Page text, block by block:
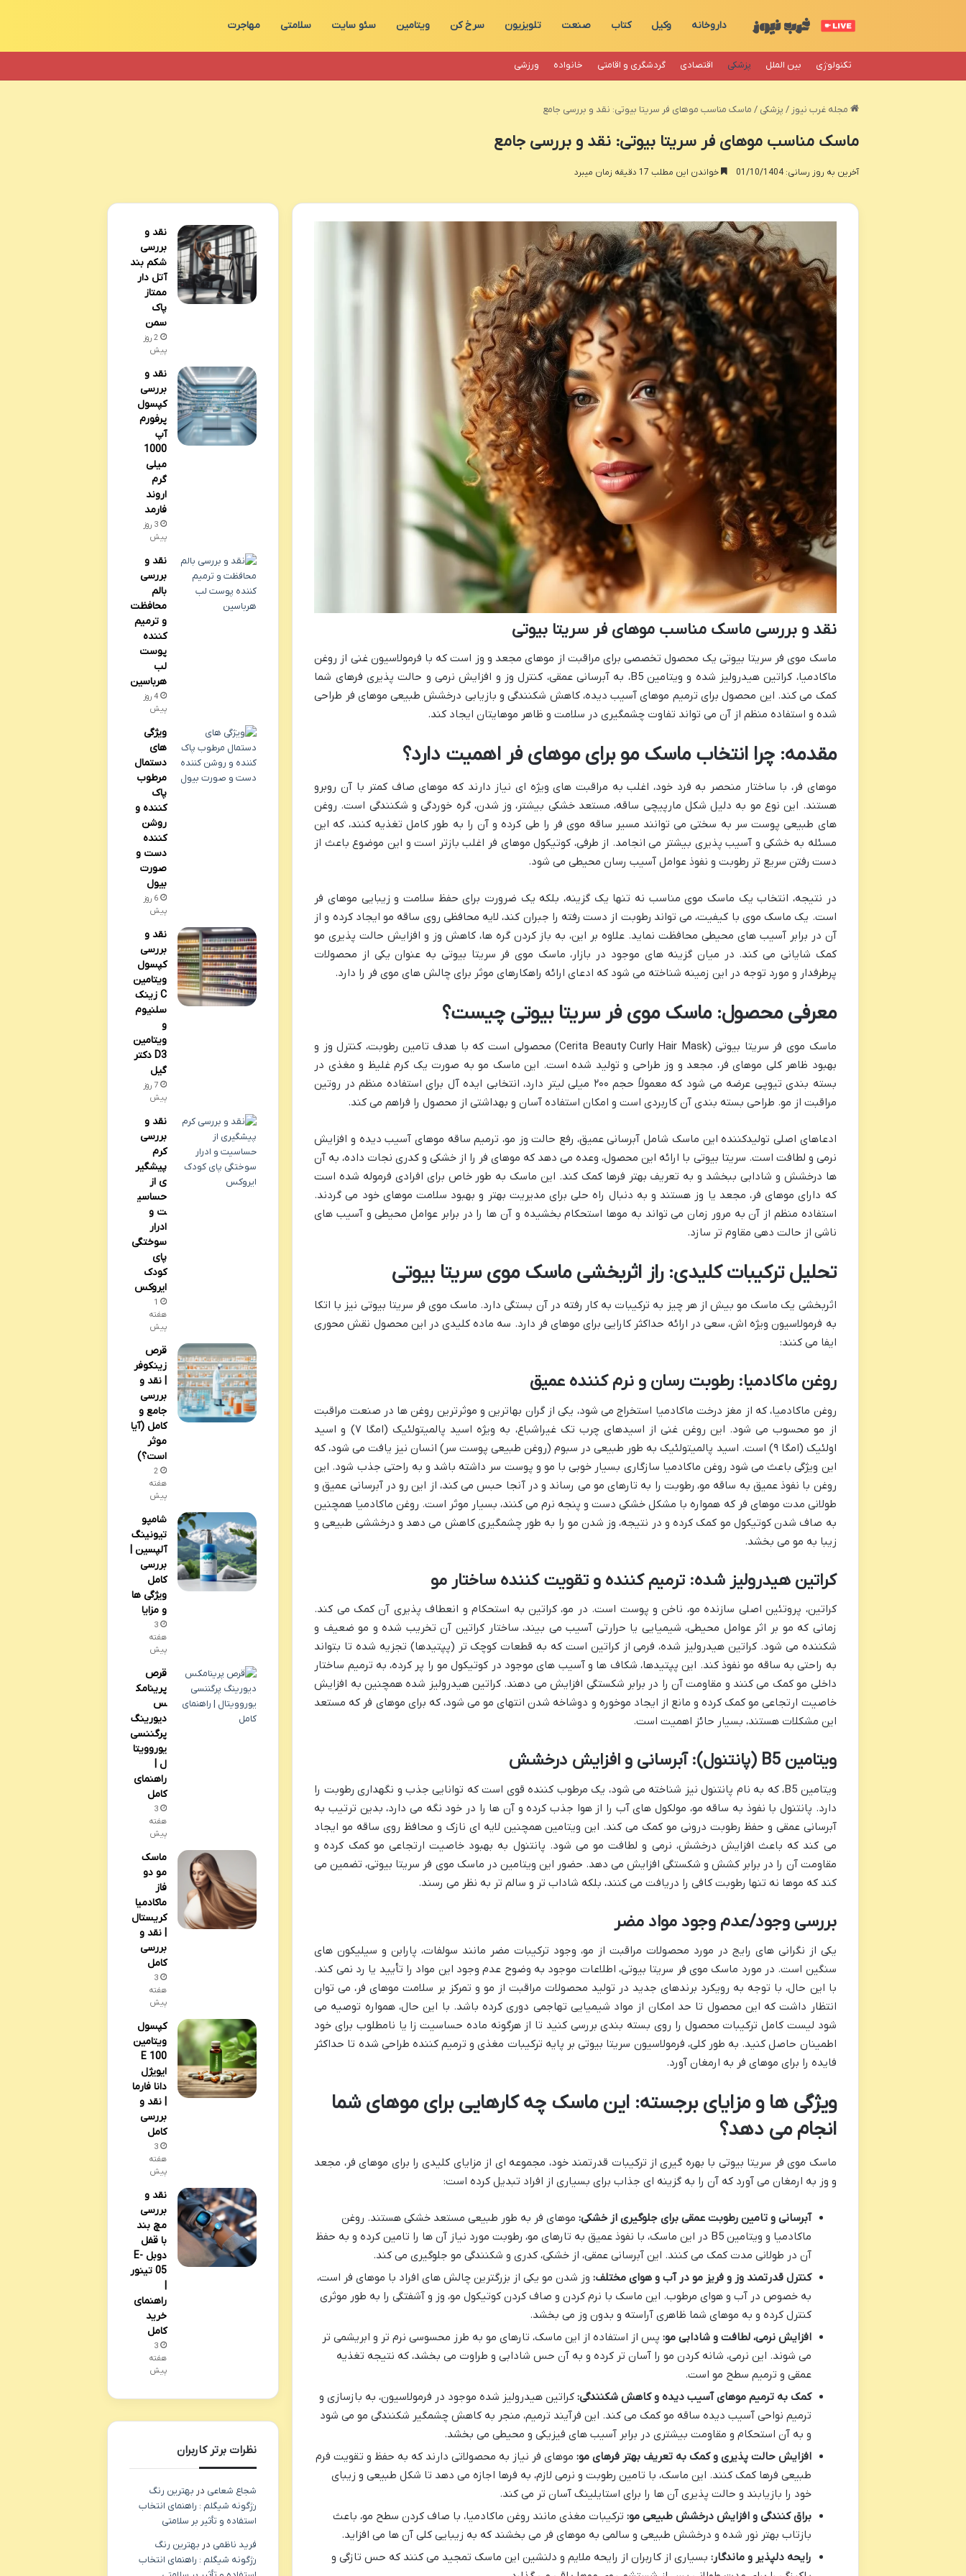
داروخانه وکیل کتاب صنعت تلویزیون سرخ کن ویتامین سئو سایت سلامتی مهاجرت
تکنولوژی بین الملل پزشکی اقتصادی گردشگری و اقامتی خانواده ورزشی
مجله غرب نیوز / پزشکی / ماسک مناسب موهای فر سریتا بیوتی: نقد و بررسی جامع
ماسک مناسب موهای فر سریتا بیوتی: نقد و بررسی جامع
آخرین به روز رسانی: 01/10/1404 خواندن این مطلب 17 دقیقه زمان میبرد
نقد و بررسی ماسک مناسب موهای فر سریتا بیوتی
ماسک موی فر سریتا بیوتی یک محصول تخصصی برای مراقبت از موهای مجعد و وز است که با فرمولاسیون غنی از روغن
ماکادمیا، کراتین هیدرولیز شده و ویتامین B5، به آبرسانی عمقی، کنترل وز و افزایش نرمی و حالت پذیری فرهای شما
کمک می کند. این محصول برای ترمیم موهای آسیب دیده، کاهش شکنندگی و بازیابی درخشش طبیعی موهای فر طراحی
شده و استفاده منظم از آن می تواند تفاوت چشمگیری در سلامت و ظاهر موهایتان ایجاد کند.
مقدمه: چرا انتخاب ماسک مو برای موهای فر اهمیت دارد؟
موهای فر، با ساختار منحصر به فرد خود، اغلب به مراقبت های ویژه ای نیاز دارند که موهای صاف کمتر با آن روبرو
هستند. این نوع مو به دلیل شکل مارپیچی ساقه، مستعد خشکی بیشتر، وز شدن، گره خوردگی و شکنندگی است. روغن
های طبیعی پوست سر به سختی می توانند مسیر ساقه موی فر را طی کرده و آن را به طور کامل تغذیه کنند، که این
مسئله به خشکی و آسیب پذیری بیشتر می انجامد. از طرفی، کوتیکول موهای فر اغلب بازتر است و این موضوع باعث از
دست رفتن سریع تر رطوبت و نفوذ عوامل آسیب رسان محیطی می شود.
در نتیجه، انتخاب یک ماسک موی مناسب نه تنها یک گزینه، بلکه یک ضرورت برای حفظ سلامت و زیبایی موهای فر
است. یک ماسک موی با کیفیت، می تواند رطوبت از دست رفته را جبران کند، لایه محافظی روی ساقه مو ایجاد کرده و از
آن در برابر آسیب های محیطی محافظت نماید. علاوه بر این، به باز کردن گره ها، کاهش وز و افزایش حالت پذیری مو
کمک شایانی می کند. در میان گزینه های موجود در بازار، ماسک موی فر سریتا بیوتی به عنوان یکی از محصولات
پرطرفدار و مورد توجه در این زمینه شناخته می شود که ادعای ارائه راهکارهای موثر برای چالش های موی فر را دارد.
معرفی محصول: ماسک موی فر سریتا بیوتی چیست؟
ماسک موی فر سریتا بیوتی (Cerita Beauty Curly Hair Mask) محصولی است که با هدف تامین رطوبت، کنترل وز و
بهبود ظاهر کلی موهای فر، مجعد و وز طراحی و تولید شده است. این ماسک مو به صورت یک کرم غلیظ و مغذی در
بسته بندی تیوپی عرضه می شود که معمولاً حجم ۲۰۰ میلی لیتر دارد، انتخابی ایده آل برای استفاده منظم در روتین
مراقبت از مو. طراحی بسته بندی آن کاربردی است و امکان استفاده آسان و بهداشتی از محصول را فراهم می کند.
ادعاهای اصلی تولیدکننده این ماسک شامل آبرسانی عمیق، رفع حالت وز مو، ترمیم ساقه موهای آسیب دیده و افزایش
نرمی و لطافت است. سریتا بیوتی با ارائه این محصول، وعده می دهد که موهای فر را از خشکی و کدری نجات داده، به آن
ها درخشش و شادابی ببخشد و به تعریف بهتر فرها کمک کند. این ماسک به طور خاص برای افرادی فرموله شده است
که دارای موهای فر، مجعد یا وز هستند و به دنبال راه حلی برای مدیریت بهتر و بهبود سلامت موهای خود می گردند.
استفاده منظم از آن به مرور زمان می تواند به موها استحکام بخشیده و آن ها را در برابر عوامل محیطی و آسیب های
ناشی از حالت دهی مقاوم تر سازد.
تحلیل ترکیبات کلیدی: راز اثربخشی ماسک موی سریتا بیوتی
اثربخشی یک ماسک مو بیش از هر چیز به ترکیبات به کار رفته در آن بستگی دارد. ماسک موی فر سریتا بیوتی نیز با اتکا
به فرمولاسیون ویژه اش، سعی در ارائه حداکثر کارایی برای موهای فر دارد. سه ماده کلیدی در این محصول نقش محوری
ایفا می کنند:
روغن ماکادمیا: رطوبت رسان و نرم کننده عمیق
روغن ماکادمیا، که از مغز درخت ماکادمیا استخراج می شود، یکی از گران بهاترین و موثرترین روغن ها در صنعت مراقبت
از مو محسوب می شود. این روغن غنی از اسیدهای چرب تک غیراشباع، به ویژه اسید پالمیتولئیک (امگا ۷) و اسید
اولئیک (امگا ۹) است. اسید پالمیتولئیک به طور طبیعی در سبوم (روغن طبیعی پوست سر) انسان نیز یافت می شود، که
این ویژگی باعث می شود روغن ماکادمیا سازگاری بسیار خوبی با مو و پوست سر داشته باشد و به راحتی جذب شود. این
روغن با نفوذ عمیق به ساقه مو، رطوبت را به تارهای مو می رساند و در آنجا حبس می کند، از این رو در آبرسانی عمیق و
طولانی مدت موهای فر که همواره با مشکل خشکی دست و پنجه نرم می کنند، بسیار موثر است. روغن ماکادمیا همچنین
به صاف شدن کوتیکول مو کمک کرده و در نتیجه، وز شدن مو را به طور چشمگیری کاهش می دهد و درخششی طبیعی و
زیبا به مو می بخشد.
کراتین هیدرولیز شده: ترمیم کننده و تقویت کننده ساختار مو
کراتین، پروتئین اصلی سازنده مو، ناخن و پوست است. در مو، کراتین به استحکام و انعطاف پذیری آن کمک می کند.
زمانی که مو بر اثر عوامل محیطی، شیمیایی یا حرارتی آسیب می بیند، ساختار کراتین آن تخریب شده و مو ضعیف و
شکننده می شود. کراتین هیدرولیز شده، فرمی از کراتین است که به قطعات کوچک تر (پپتیدها) تجزیه شده تا بتواند
به راحتی به ساقه مو نفوذ کند. این پپتیدها، شکاف ها و آسیب های موجود در کوتیکول مو را پر کرده، به ترمیم ساختار
داخلی مو کمک می کنند و مقاومت آن را در برابر شکستگی افزایش می دهند. کراتین هیدرولیز شده همچنین به افزایش
خاصیت ارتجاعی مو کمک کرده و مانع از ایجاد موخوره و دوشاخه شدن انتهای مو می شود، که برای موهای فر که مستعد
این مشکلات هستند، بسیار حائز اهمیت است.
ویتامین B5 (پانتنول): آبرسانی و افزایش درخشش
ویتامین B5، که به نام پانتنول نیز شناخته می شود، یک مرطوب کننده قوی است که توانایی جذب و نگهداری رطوبت را
دارد. پانتنول با نفوذ به ساقه مو، مولکول های آب را از هوا جذب کرده و آن ها را در خود نگه می دارد، بدین ترتیب به
آبرسانی عمقی و حفظ رطوبت درونی مو کمک می کند. این ویتامین همچنین لایه ای نازک و محافظ روی ساقه مو ایجاد
می کند که باعث افزایش درخشش، نرمی و لطافت مو می شود. پانتنول به بهبود خاصیت ارتجاعی مو کمک کرده و
مقاومت آن را در برابر کشش و شکستگی افزایش می دهد. حضور این ویتامین در ماسک موی فر سریتا بیوتی، تضمین می
کند که موها نه تنها رطوبت کافی را دریافت می کنند، بلکه شاداب تر و سالم تر به نظر می رسند.
بررسی وجود/عدم وجود مواد مضر
یکی از نگرانی های رایج در مورد محصولات مراقبت از مو، وجود ترکیبات مضر مانند سولفات، پارابن و سیلیکون های
سنگین است. در مورد ماسک موی فر سریتا بیوتی، اطلاعات موجود به وضوح عدم وجود این مواد را تأیید یا رد نمی کند.
با این حال، با توجه به رویکرد برندهای جدید در تولید محصولات مراقبت از مو و تمرکز بر سلامت موهای فر، می توان
انتظار داشت که این محصول تا حد امکان از مواد شیمیایی تهاجمی دوری کرده باشد. با این حال، همواره توصیه می
شود لیست کامل ترکیبات محصول را روی بسته بندی بررسی کنید تا از هرگونه ماده حساسیت زا یا نامطلوب برای خود
اطمینان حاصل کنید. به طور کلی، فرمولاسیون سریتا بیوتی بر پایه ترکیبات مغذی و ترمیم کننده طراحی شده تا حداکثر
فایده را برای موهای فر به ارمغان آورد.
ویژگی ها و مزایای برجسته: این ماسک چه کارهایی برای موهای شما
انجام می دهد؟
ماسک موی فر سریتا بیوتی با بهره گیری از ترکیبات قدرتمند خود، مجموعه ای از مزایای کلیدی را برای موهای فر، مجعد
و وز به ارمغان می آورد که آن را به گزینه ای جذاب برای بسیاری از افراد تبدیل کرده است:
آبرسانی و تامین رطوبت عمقی برای جلوگیری از خشکی: موهای فر به طور طبیعی مستعد خشکی هستند. روغن
ماکادمیا و ویتامین B5 در این ماسک، با نفوذ عمیق به تارهای مو، رطوبت مورد نیاز آن ها را تامین کرده و به حفظ
آن در طولانی مدت کمک می کنند. این آبرسانی عمقی، از خشکی، کدری و شکنندگی مو جلوگیری می کند.
کنترل قدرتمند وز و فریز مو در آب و هوای مختلف: وز شدن مو یکی از بزرگترین چالش های افراد با موهای فر است،
به خصوص در آب و هوای مرطوب. این ماسک با نرم کردن و صاف کردن کوتیکول مو، وز و آشفتگی را به طور موثری
کنترل کرده و به موهای شما ظاهری آراسته و بدون وز می بخشد.
افزایش نرمی، لطافت و شادابی مو: پس از استفاده از این ماسک، تارهای مو به طرز محسوسی نرم تر و ابریشمی تر
می شوند. این نرمی، شانه کردن مو را آسان تر کرده و به آن حس شادابی و طراوت می بخشد، که نتیجه تغذیه
عمقی و ترمیم سطح مو است.
کمک به ترمیم موهای آسیب دیده و کاهش شکنندگی: کراتین هیدرولیز شده موجود در فرمولاسیون، به بازسازی و
ترمیم نواحی آسیب دیده ساقه مو کمک می کند. این فرآیند ترمیم، منجر به کاهش چشمگیر شکنندگی مو می شود
و به آن استحکام و مقاومت بیشتری در برابر آسیب های فیزیکی و محیطی می بخشد.
افزایش حالت پذیری و کمک به تعریف بهتر فرهای مو: موهای فر نیاز به محصولاتی دارند که به حفظ و تقویت فرم
طبیعی فرها کمک کنند. این ماسک، با تامین رطوبت و نرمی لازم، به فرها اجازه می دهد تا شکل طبیعی و زیبای
خود را بازیابند و حالت پذیری آن ها را برای استایلینگ آسان تر می کند.
براق کنندگی و افزایش درخشش طبیعی مو: ترکیبات مغذی مانند روغن ماکادمیا، با صاف کردن سطح مو، باعث
بازتاب بهتر نور شده و درخشش طبیعی و سالمی به موهای فر می بخشند که به زیبایی کلی آن ها می افزاید.
رایحه دلپذیر و ماندگار: بسیاری از کاربران از رایحه ملایم و دلنشین این ماسک تمجید می کنند که حس تازگی و
نقد و
بررسی
شکم بند
آتل دار
ممتاز
پاک
سمن
2 روز
پیش
نقد و
بررسی
کپسول
پرفورم
آپ
1000
میلی
گرم
اروند
فارمد
3 روز
پیش
نقد و
بررسی
بالم
محافظت
و ترمیم
کننده
پوست
لب
هرباسین
4 روز
پیش
ویژگی
های
دستمال
مرطوب
پاک
کننده و
روشن
کننده
دست و
صورت
بیول
6 روز
پیش
نقد و
بررسی
کپسول
ویتامین
C زینک
سلنیوم
و
ویتامین
D3 دکتر
گیل
7 روز
پیش
نقد و
بررسی
کرم
پیشگیر
ی از
حساسی
ت و
ادرار
سوختگی
پای
کودک
ایروکس
1
هفته
پیش
قرص
زینکوفر
| نقد و
بررسی
جامع و
کامل (آیا
موثر
است؟)
2
هفته
پیش
شامپو
تیونینگ
آلپسین |
بررسی
کامل
ویژگی ها
و مزایا
3
هفته
پیش
قرص
پرینامک
س
دیورینگ
پرگننسی
یوروویتا
ل |
راهنمای
کامل
3
هفته
پیش
ماسک
مو دو
فاز
ماکادمیا
کریستال
| نقد و
بررسی
کامل
3
هفته
پیش
کپسول
ویتامین
E 100
ایویژل
دانا فارما
| نقد و
بررسی
کامل
3
هفته
پیش
نقد و
بررسی
مچ بند
با قفل
دوبل E-
05 تینور
|
راهنمای
خرید
کامل
3
هفته
پیش
نظرات برتر کاربران
شجاع شعاعی در بهترین رنگ
رژگونه شیگلم : راهنمای انتخاب
استفاده و تأثیر بر سلامتی
فرید ناظمی در بهترین رنگ
رژگونه شیگلم : راهنمای انتخاب